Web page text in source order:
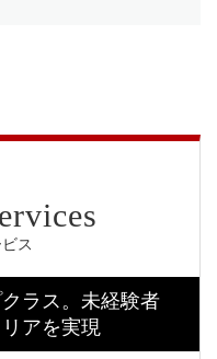
ス
ラス。 未経験者
アを実現